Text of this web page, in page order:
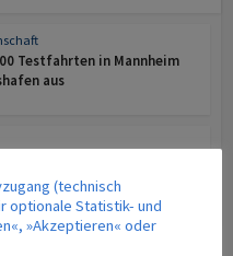
Testfahrten in Mannheim
aus
(technisch
optionale Statistik- und
»Akzeptieren« oder